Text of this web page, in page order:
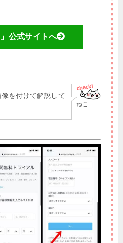
」公式サイトへ
ねこ
を付けて解説して